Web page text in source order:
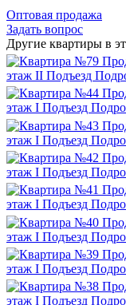
Оптовая продажа
Задать вопрос
Другие квартиры в
этаж II Подъезд
этаж I Подъезд
этаж I Подъезд
этаж I Подъезд
этаж I Подъезд
этаж I Подъезд
этаж I Подъезд
этаж I Подъезд